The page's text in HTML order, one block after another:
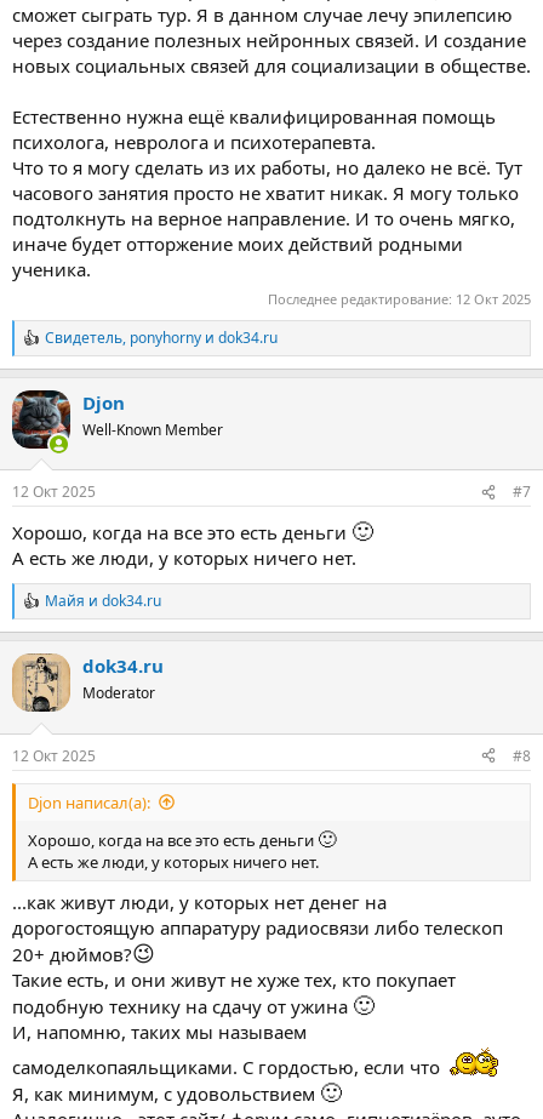
необходимой психокоррекцией паттернов.
При регулярных занятиях со мной снижается количество
приступов, настроение улучшается, появляются
Очень метеозависим.
сможет сыграть тур. Я в данном случае лечу эпилепсию
через создание полезных нейронных связей. И создание
новых социальных связей для социализации в обществе.
Естественно нужна ещё квалифицированная помощь
психолога, невролога и психотерапевта.
Что то я могу сделать из их работы, но далеко не всё. Тут
часового занятия просто не хватит никак. Я могу только
подтолкнуть на верное направление. И то очень мягко,
иначе будет отторжение моих действий родными
ученика.
Последнее редактирование: 12 Окт 2025
Р
е
к
ц
и
Свидетель, ponyhorny и dok34.ru
Djon
Well-Known Member
12 Окт 2025 #7
Хорошо, когда на все это есть деньги 🙂
А есть же люди, у которых ничего нет.
Р
е
к
ц
и
Майя и dok34.ru
dok34.ru
Moderator
12 Окт 2025 #8
Djon написал(а):
Хорошо, когда на все это есть деньги 🙂
А есть же люди, у которых ничего нет.
...как живут люди, у которых нет денег на
дорогостоящую аппаратуру радиосвязи либо телескоп
20+ дюймов?😉
Такие есть, и они живут не хуже тех, кто покупает
подобную технику на сдачу от ужина 🙂
И, напомню, таких мы называем
самоделкопаяльщиками. С гордостью, если что
Я, как минимум, с удовольствием 🙂